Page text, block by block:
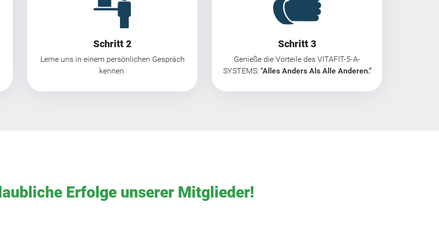
Schritt 2
Lerne uns in einem persönlichen Gespräch
kennen.
Schritt 3
Genieße die Vorteile des VITAFIT-5-A-
SYSTEMS: "Alles Anders Als Alle Anderen."
Erfolge unserer Mitglieder!